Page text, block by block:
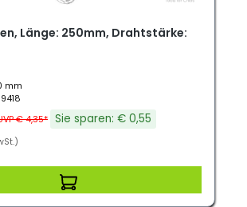
Länge: 250mm, Drahtstärke:
mm
€ 4,35* Sie sparen: € 0,55